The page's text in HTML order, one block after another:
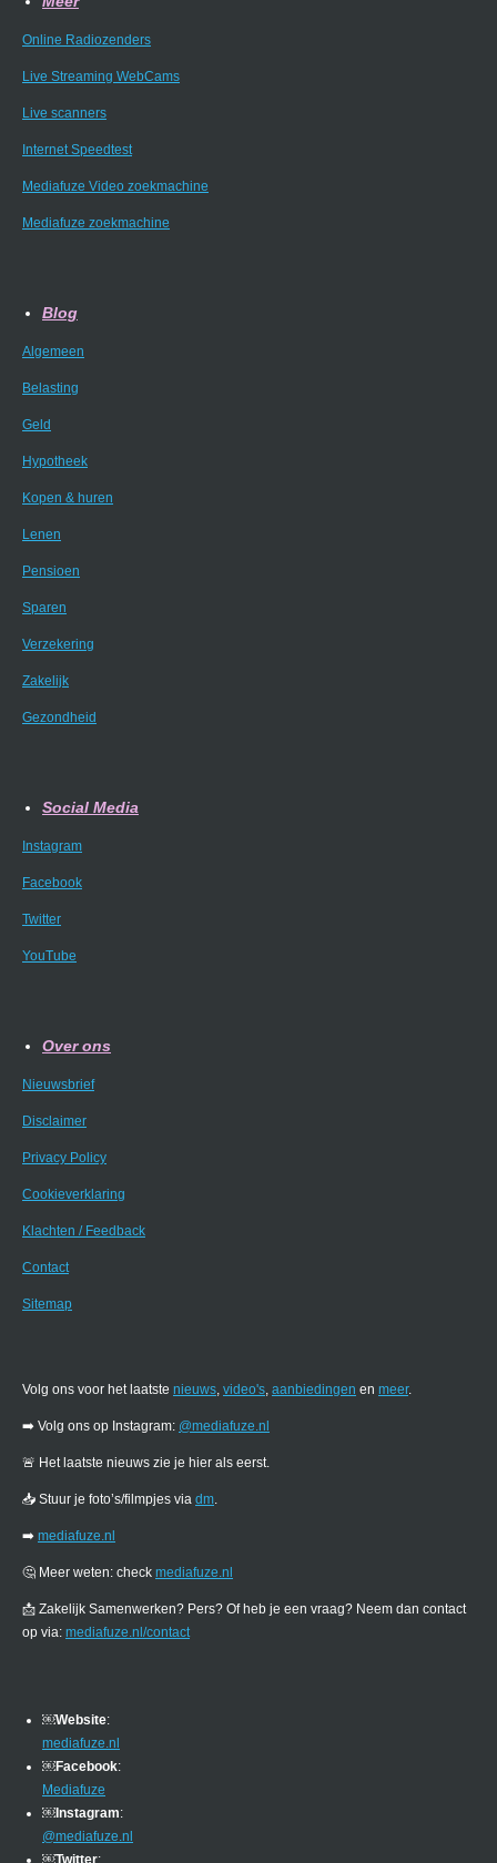
Online Radiozenders
Live Streaming WebCams
Live scanners
Internet Speedtest
Mediafuze Video zoekmachine
Mediafuze zoekmachine
Blog
Algemeen
Belasting
Geld
Hypotheek
Kopen & huren
Lenen
Pensioen
Sparen
Verzekering
Zakelijk
Gezondheid
Social Media
Instagram
Facebook
Twitter
YouTube
Over ons
Nieuwsbrief
Disclaimer
Privacy Policy
Cookieverklaring
Klachten / Feedback
Contact
Sitemap
Volg ons voor het laatste nieuws, video's, aanbiedingen en meer.
➡️ Volg ons op Instagram: @mediafuze.nl
🚨 Het laatste nieuws zie je hier als eerst.
📥 Stuur je foto’s/filmpjes via dm.
➡️ mediafuze.nl
🤔 Meer weten: check mediafuze.nl
📩 Zakelijk Samenwerken? Pers? Of heb je een vraag? Neem dan contact
op via: mediafuze.nl/contact
￼Website:
mediafuze.nl
￼Facebook:
Mediafuze
￼Instagram:
@mediafuze.nl
￼Twitter: